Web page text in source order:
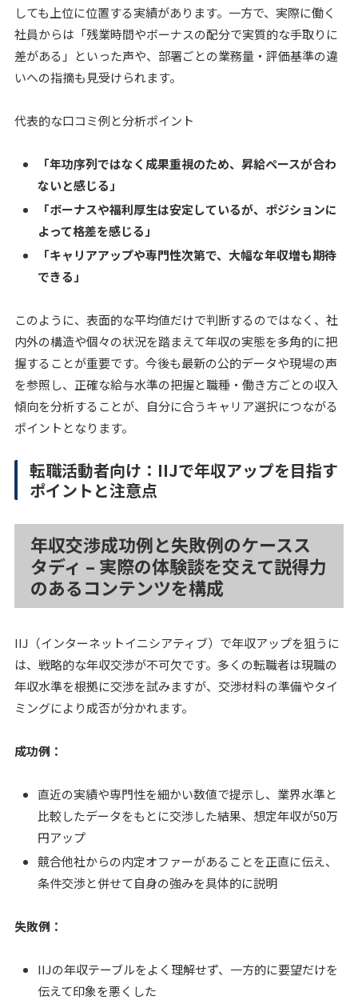
しても上位に位置する実績があります。一方で、実際に働く
社員からは「残業時間やボーナスの配分で実質的な手取りに
差がある」といった声や、部署ごとの業務量・評価基準の違
いへの指摘も見受けられます。
代表的な口コミ例と分析ポイント
「年功序列ではなく成果重視のため、昇給ペースが合わ
ないと感じる」
「ボーナスや福利厚生は安定しているが、ポジションに
よって格差を感じる」
「キャリアアップや専門性次第で、大幅な年収増も期待
できる」
このように、表面的な平均値だけで判断するのではなく、社
内外の構造や個々の状況を踏まえて年収の実態を多角的に把
握することが重要です。今後も最新の公的データや現場の声
を参照し、正確な給与水準の把握と職種・働き方ごとの収入
傾向を分析することが、自分に合うキャリア選択につながる
ポイントとなります。
転職活動者向け：IIJで年収アップを目指す
ポイントと注意点
年収交渉成功例と失敗例のケースス
タディ – 実際の体験談を交えて説得力
のあるコンテンツを構成
IIJ（インターネットイニシアティブ）で年収アップを狙うに
は、戦略的な年収交渉が不可欠です。多くの転職者は現職の
年収水準を根拠に交渉を試みますが、交渉材料の準備やタイ
ミングにより成否が分かれます。
成功例：
直近の実績や専門性を細かい数値で提示し、業界水準と
比較したデータをもとに交渉した結果、想定年収が50万
円アップ
競合他社からの内定オファーがあることを正直に伝え、
条件交渉と併せて自身の強みを具体的に説明
失敗例：
IIJの年収テーブルをよく理解せず、一方的に要望だけを
伝えて印象を悪くした